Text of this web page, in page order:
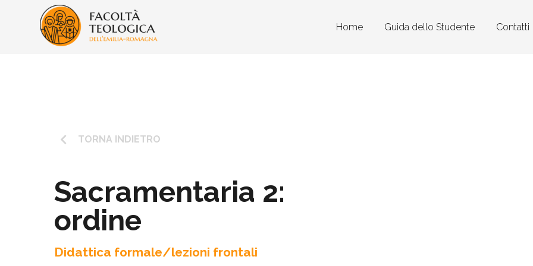
Home Guida dello Studente Contatti
keyboard_arrow_left TORNA INDIETRO
Sacramentaria 2:
ordine
Didattica formale/lezioni frontali